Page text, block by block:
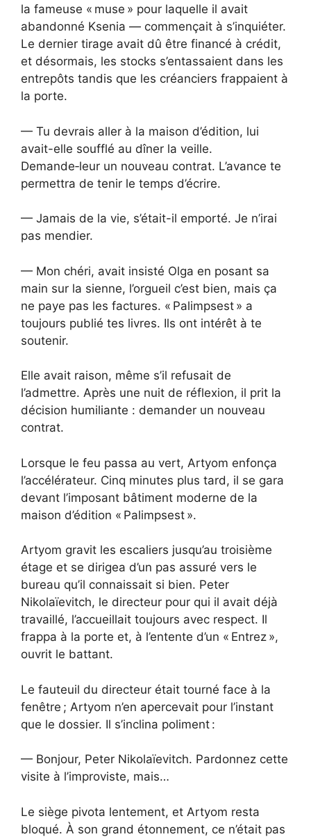
la fameuse « muse » pour laquelle il avait
abandonné Ksenia — commençait à s’inquiéter.
Le dernier tirage avait dû être financé à crédit,
et désormais, les stocks s’entassaient dans les
entrepôts tandis que les créanciers frappaient à
la porte.
— Tu devrais aller à la maison d’édition, lui
avait-elle soufflé au dîner la veille.
Demande‑leur un nouveau contrat. L’avance te
permettra de tenir le temps d’écrire.
— Jamais de la vie, s’était-il emporté. Je n’irai
pas mendier.
— Mon chéri, avait insisté Olga en posant sa
main sur la sienne, l’orgueil c’est bien, mais ça
ne paye pas les factures. « Palimpsest » a
toujours publié tes livres. Ils ont intérêt à te
soutenir.
Elle avait raison, même s’il refusait de
l’admettre. Après une nuit de réflexion, il prit la
décision humiliante : demander un nouveau
contrat.
Lorsque le feu passa au vert, Artyom enfonça
l’accélérateur. Cinq minutes plus tard, il se gara
devant l’imposant bâtiment moderne de la
maison d’édition « Palimpsest ».
Artyom gravit les escaliers jusqu’au troisième
étage et se dirigea d’un pas assuré vers le
bureau qu’il connaissait si bien. Peter
Nikolaïevitch, le directeur pour qui il avait déjà
travaillé, l’accueillait toujours avec respect. Il
frappa à la porte et, à l’entente d’un « Entrez »,
ouvrit le battant.
Le fauteuil du directeur était tourné face à la
fenêtre ; Artyom n’en apercevait pour l’instant
que le dossier. Il s’inclina poliment :
— Bonjour, Peter Nikolaïevitch. Pardonnez cette
visite à l’improviste, mais…
Le siège pivota lentement, et Artyom resta
bloqué. À son grand étonnement, ce n’était pas